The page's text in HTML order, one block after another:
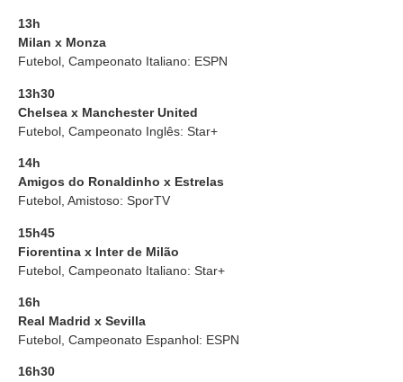
13h
Milan x Monza
Futebol, Campeonato Italiano: ESPN
13h30
Chelsea x Manchester United
Futebol, Campeonato Inglês: Star+
14h
Amigos do Ronaldinho x Estrelas
Futebol, Amistoso: SporTV
15h45
Fiorentina x Inter de Milão
Futebol, Campeonato Italiano: Star+
16h
Real Madrid x Sevilla
Futebol, Campeonato Espanhol: ESPN
16h30